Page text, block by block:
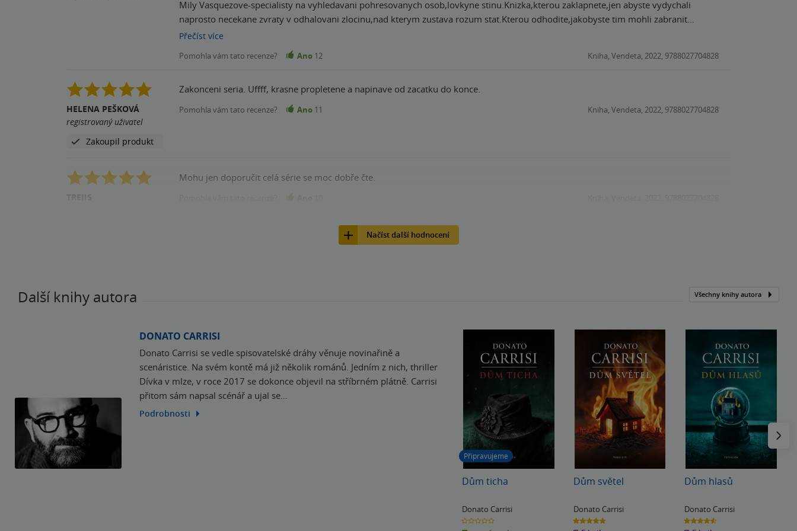
Mily Vasquezove-specialisty na vyhledavani pohresovanych osob,lovkyne stinu.Knizka,kterou zaklapnete,jen abyste vydychali
naprosto necekane zvraty v odhalovani zlocinu,nad kterym zustava rozum stat.Kterou odhodite,jakobyste tim mohli zabranit
nebezpeci zla,a u ktere se vam muze klidne stat,ze vtazeni do deje nahlas vykriknete.Knizka,ktera je jak skladacka s neznamym
schanet dalsi)Urcite doporucuji
Přečíst více
Pomohla vám tato recenze? Ano 12 Kniha, Vendeta, 2022, 9788027704828
HELENA PEŠKOVÁ
registrovaný uživatel
Zakoupil produkt
Zakonceni seria. Uffff, krasne propletene a napinave od zacatku do konce.
Pomohla vám tato recenze? Ano 11 Kniha, Vendeta, 2022, 9788027704828
Mohu jen doporučit celá série se moc dobře čte.
Načíst další hodnocení
Další knihy autora Všechny knihy autora
DONATO CARRISI
Donato Carrisi se vedle spisovatelské dráhy věnuje novinařině a
scenáristice. Na svém kontě má již několik románů. Jedním z nich, thriller
Dívka v mlze, v roce 2017 se dokonce objevil na stříbrném plátně. Carrisi
přitom sám napsal scénář a ujal se…
Podrobnosti
Připravujeme
Dům ticha
Donato Carrisi
0.0
z
Dům světel
Donato Carrisi
4.8
z
Dům hlasů
Donato Carrisi
4.6
z